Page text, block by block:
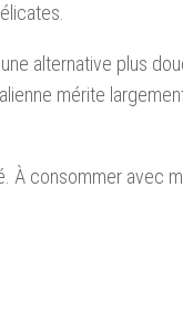
alternative plus
mérite
À consommer avec